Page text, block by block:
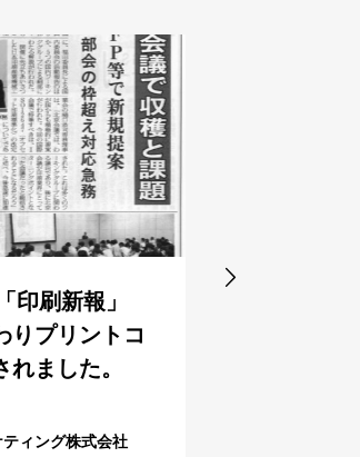
刷新報」
プリントコ
ました。
ィング株式会社
